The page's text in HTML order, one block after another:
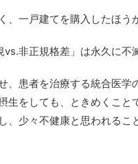
、一戸建てを購入したほう
非正規格差」は永久に不
、患者を治療する統合医
生をしても、ときめくこと
、少々不健康と思われる